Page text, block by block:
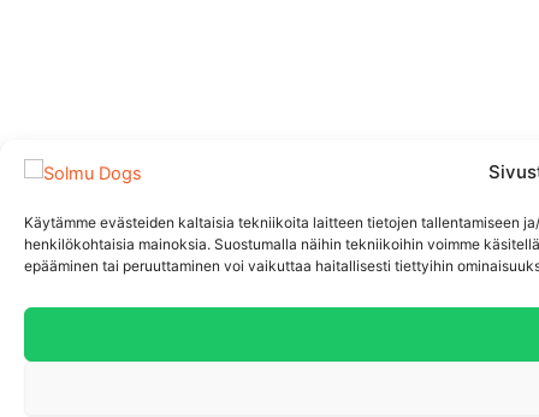
Käytämme evästeiden kaltaisia tekniikoita laitteen tietojen tallentamiseen
henkilökohtaisia mainoksia. Suostumalla näihin tekniikoihin voimme
epääminen tai peruuttaminen voi vaikuttaa haitallisesti tiettyihin